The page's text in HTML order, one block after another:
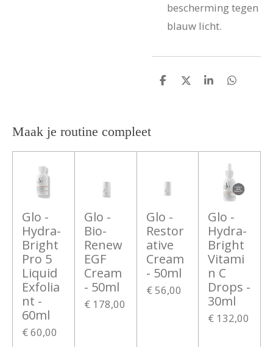
bescherming tegen
blauw licht.
D
D
S
D
Maak je routine compleet
Glo -
Hydra-
Bright
Pro 5
Liquid
Exfolia
nt -
60ml
€ 60,00
Glo -
Bio-
Renew
EGF
Cream
- 50ml
€ 178,00
Glo -
Restor
ative
Cream
- 50ml
€ 56,00
Glo -
Hydra-
Bright
Vitami
n C
Drops -
30ml
€ 132,00